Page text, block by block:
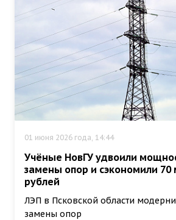
01 июня 2026 года, 14:44
Учёные НовГУ удвоили
замены опор и сэкономили 70
рублей
ЛЭП в Псковской области
замены опор